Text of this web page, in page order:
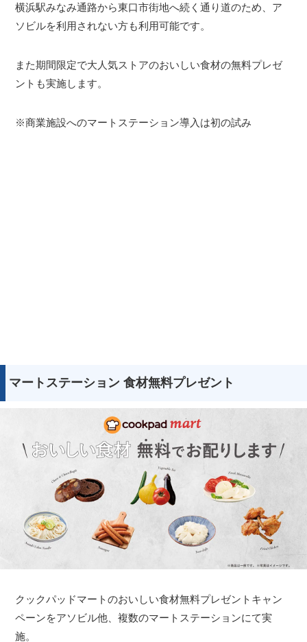
横浜駅みなみ通路から東口市街地へ続く通り道のため、ア
ソビルを利用されない方も利用可能です。
また期間限定で大人気ストアのおいしい食材の無料プレゼ
ントも実施します。
※商業施設へのマートステーション導入は初の試み
マートステーション 食材無料プレゼント
クックパッドマートのおいしい食材無料プレゼントキャン
ペーンをアソビル他、複数のマートステーションにて実
施。